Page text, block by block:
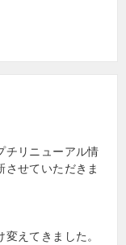
チリニューアル情
せていただきま
えてきました。